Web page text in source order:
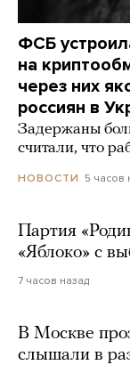
ФСБ
на
через них
россиян в
Задержаны
считали, что
НОВОСТИ 5 часов
Партия
«Яблоко» с
7 часов назад
В Москве
слышали в